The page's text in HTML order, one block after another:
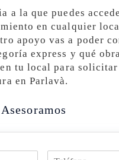
a la que puedes
en cualquier
apoyo vas a poder
express y qué
tu local para
en Parlavà.